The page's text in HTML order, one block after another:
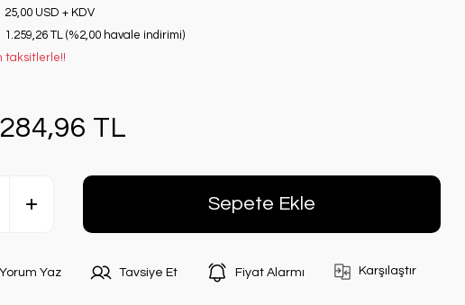
25,00 USD + KDV
1.259,26 TL (%2,00 havale indirimi)
taksitlerle!!
TL
Sepete Ekle
Yorum Yaz Tavsiye Et Fiyat Alarmı Karşılaştır